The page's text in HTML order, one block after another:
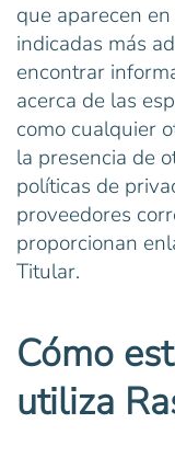
que aparecen
indicadas más
encontrar
acerca de las
como cualquier
la presencia de
políticas de
proveedores
proporcionan
Titular.
Cómo
utiliza